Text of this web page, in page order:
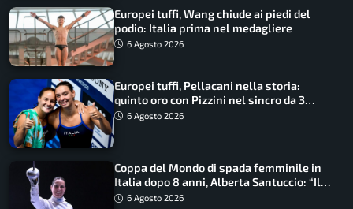
Europei tuffi, Wang chiude ai piedi del
podio: Italia prima nel medagliere
6 Agosto 2026
Europei tuffi, Pellacani nella storia:
quinto oro con Pizzini nel sincro da 3
metri
6 Agosto 2026
Coppa del Mondo di spada femminile in
Italia dopo 8 anni, Alberta Santuccio: “Il
lavoro dà sempre i suoi frutti”
6 Agosto 2026